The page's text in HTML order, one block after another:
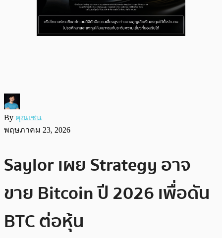
By คุณเชน
พฤษภาคม 23, 2026
Saylor เผย Strategy อาจ
ขาย Bitcoin ปี 2026 เพื่อดัน
BTC ต่อหุ้น